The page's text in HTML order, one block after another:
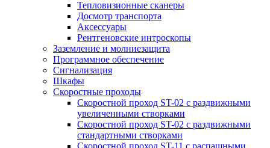
Тепловизионные сканеры
Досмотр транспорта
Аксессуары
Рентгеновские интроскопы
Заземление и молниезащита
Программное обеспечение
Сигнализация
Шкафы
Скоростные проходы
Скоростной проход ST-02 с раздвижными
увеличенными створками
Скоростной проход ST-02 с раздвижными
стандартными створками